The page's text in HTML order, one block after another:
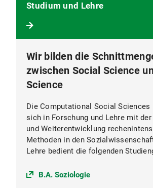
Wir bilden die
zwischen Social Science
Science
Die Computational Social Sciences
sich in Forschung und Lehre mit der
und Weiterentwicklung
Methoden in den
Lehre bedient die folgenden
B.A. Soziologie
Studium und Lehre